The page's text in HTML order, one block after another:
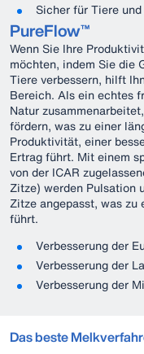
Sicher für Tiere
PureFlow™
Wenn Sie Ihre
möchten, indem Sie die
Tiere verbessern, hilft
Bereich. Als ein echtes
Natur
fördern, was zu einer
Produktivität, einer
Ertrag führt. Mit einem
von der ICAR
Zitze) werden Pulsation
Zitze angepasst, was zu
führt.
Verbesserung der
Verbesserung der
Verbesserung der
Das beste